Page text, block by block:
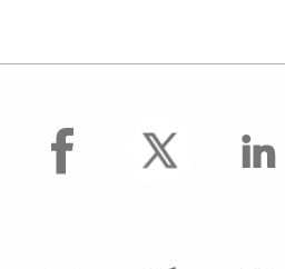
facebook